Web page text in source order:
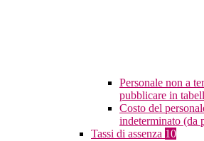
Personale non a
pubblicare in
Costo del
indeterminato (da
Tassi di assenza 10